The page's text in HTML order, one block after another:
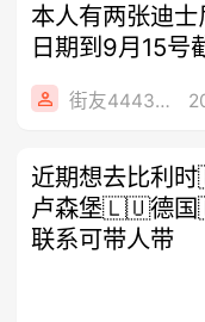
本人有两张迪
日期到9月15号
街友44434405
近期想去比
卢森堡🇱🇺德
联系可带人带